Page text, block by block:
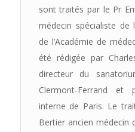
sont traités par le Pr
médecin spécialiste de
de l’Académie de
été rédigée par
directeur du
Clermont-Ferrand et
interne de Paris. Le
Bertier ancien médecin